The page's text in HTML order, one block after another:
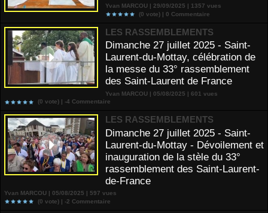
Yvan MARCOU | 29/09/2025 | 1357 vues
(0 vote) | 0 Commentaire
LES RASSEMBLEMENTS
Dimanche 27 juillet 2025 - Saint-
Laurent-du-Mottay, célébration de
la messe du 33° rassemblement
des Saint-Laurent de France
Yvan MARCOU | 05/08/2025 | 601 vues
(0 vote) | -4 Commentaire
LES RASSEMBLEMENTS
Dimanche 27 juillet 2025 - Saint-
Laurent-du-Mottay - Dévoilement et
inauguration de la stèle du 33°
rassemblement des Saint-Laurent-
de-France
Yvan MARCOU | 05/08/2025 | 597 vues
(0 vote) | -2 Commentaire